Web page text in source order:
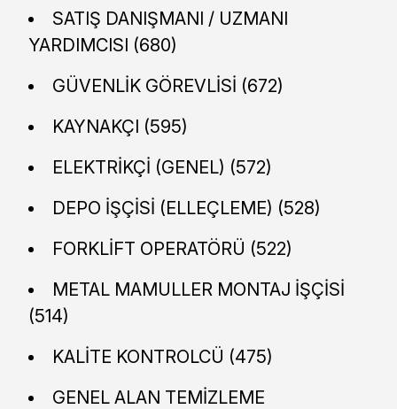
SATIŞ DANIŞMANI / UZMANI
YARDIMCISI (680)
GÜVENLİK GÖREVLİSİ (672)
KAYNAKÇI (595)
ELEKTRİKÇİ (GENEL) (572)
DEPO İŞÇİSİ (ELLEÇLEME) (528)
FORKLİFT OPERATÖRÜ (522)
METAL MAMULLER MONTAJ İŞÇİSİ
(514)
KALİTE KONTROLCÜ (475)
GENEL ALAN TEMİZLEME